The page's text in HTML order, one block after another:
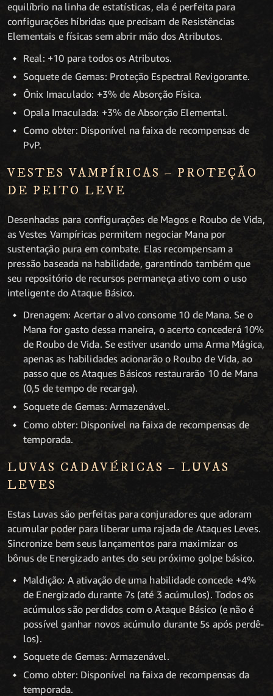
equilíbrio na linha de estatísticas, ela é perfeita para
configurações híbridas que precisam de Resistências
Elementais e físicas sem abrir mão dos Atributos.
Real: +10 para todos os Atributos.
Soquete de Gemas: Proteção Espectral Revigorante.
Ônix Imaculado: +3% de Absorção Física.
Opala Imaculada: +3% de Absorção Elemental.
Como obter: Disponível na faixa de recompensas de
PvP.
VESTES VAMPÍRICAS – PROTEÇÃO
DE PEITO LEVE
Desenhadas para configurações de Magos e Roubo de Vida,
as Vestes Vampíricas permitem negociar Mana por
sustentação pura em combate. Elas recompensam a
pressão baseada na habilidade, garantindo também que
seu repositório de recursos permaneça ativo com o uso
inteligente do Ataque Básico.
Drenagem: Acertar o alvo consome 10 de Mana. Se o
Mana for gasto dessa maneira, o acerto concederá 10%
de Roubo de Vida. Se estiver usando uma Arma Mágica,
apenas as habilidades acionarão o Roubo de Vida, ao
passo que os Ataques Básicos restaurarão 10 de Mana
(0,5 de tempo de recarga).
Soquete de Gemas: Armazenável.
Como obter: Disponível na faixa de recompensas de
temporada.
LUVAS CADAVÉRICAS – LUVAS
LEVES
Estas Luvas são perfeitas para conjuradores que adoram
acumular poder para liberar uma rajada de Ataques Leves.
Sincronize bem seus lançamentos para maximizar os
bônus de Energizado antes do seu próximo golpe básico.
Maldição: A ativação de uma habilidade concede +4%
de Energizado durante 7s (até 3 acúmulos). Todos os
acúmulos são perdidos com o Ataque Básico (e não é
possível ganhar novos acúmulo durante 5s após perdê-
los).
Soquete de Gemas: Armazenável.
Como obter: Disponível na faixa de recompensas da
temporada.